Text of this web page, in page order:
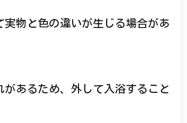
実物と色の違いが生じる場合があ
があるため、外して入浴すること